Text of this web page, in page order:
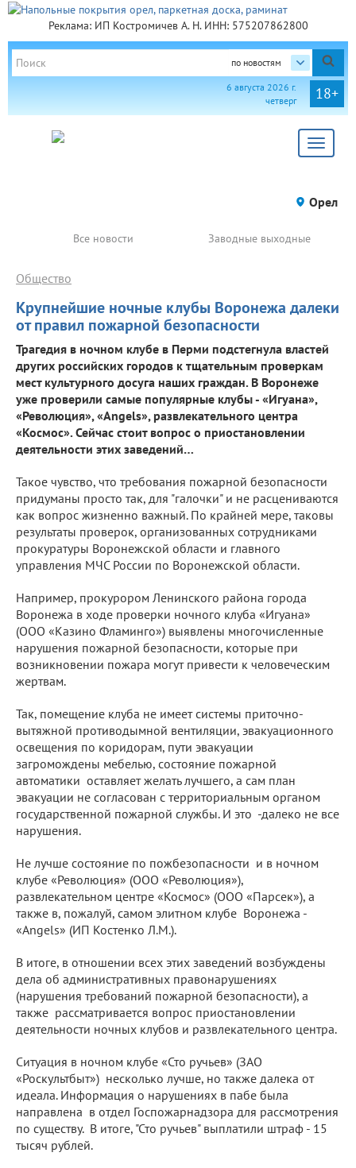
Реклама: ИП Костромичев А. Н. ИНН: 575207862800
по новостям
18+
6 августа 2026 г.
четверг
Toggle
Орел
Все новости Заводные выходные
Крупнейшие ночные клубы Воронежа далеки
от правил пожарной безопасности
Общество
Трагедия в ночном клубе в Перми подстегнула властей
других российских городов к тщательным проверкам
мест культурного досуга наших граждан. В Воронеже
уже проверили самые популярные клубы - «Игуана»,
«Революция», «Angels», развлекательного центра
«Космос». Сейчас стоит вопрос о приостановлении
деятельности этих заведений…
Такое чувство, что требования пожарной безопасности
придуманы просто так, для "галочки" и не расцениваются
как вопрос жизненно важный. По крайней мере, таковы
результаты проверок, организованных сотрудниками
прокуратуры Воронежской области и главного
управления МЧС России по Воронежской области.
Например, прокурором Ленинского района города
Воронежа в ходе проверки ночного клуба «Игуана»
(ООО «Казино Фламинго») выявлены многочисленные
нарушения пожарной безопасности, которые при
возникновении пожара могут привести к человеческим
жертвам.
Так, помещение клуба не имеет системы приточно-
вытяжной противодымной вентиляции, эвакуационного
освещения по коридорам, пути эвакуации
загромождены мебелью, состояние пожарной
автоматики оставляет желать лучшего, а сам план
эвакуации не согласован с территориальным органом
государственной пожарной службы. И это -далеко не все
нарушения.
Не лучше состояние по пожбезопасности и в ночном
клубе «Революция» (ООО «Революция»),
развлекательном центре «Космос» (ООО «Парсек»), а
также в, пожалуй, самом элитном клубе Воронежа -
«Angels» (ИП Костенко Л.М.).
В итоге, в отношении всех этих заведений возбуждены
дела об административных правонарушениях
(нарушения требований пожарной безопасности), а
также рассматривается вопрос приостановлении
деятельности ночных клубов и развлекательного центра.
Ситуация в ночном клубе «Сто ручьев» (ЗАО
«Роскультбыт») несколько лучше, но также далека от
идеала. Информация о нарушениях в пабе была
направлена в отдел Госпожарнадзора для рассмотрения
по существу. В итоге, "Сто ручьев" выплатили штраф - 15
тысяч рублей.